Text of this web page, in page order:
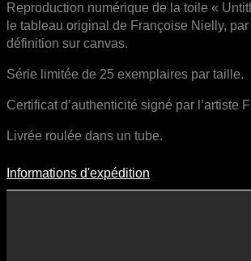
Reproduction numérique de la toile «
le tableau original de Françoise Nielly,
définition sur canvas.
Série limitée de 25 exemplaires par taille.
Certificat d’authenticité signé par l’artiste
Livrée roulée dans un tube.
Informations D'expédition
Informations d'expédition